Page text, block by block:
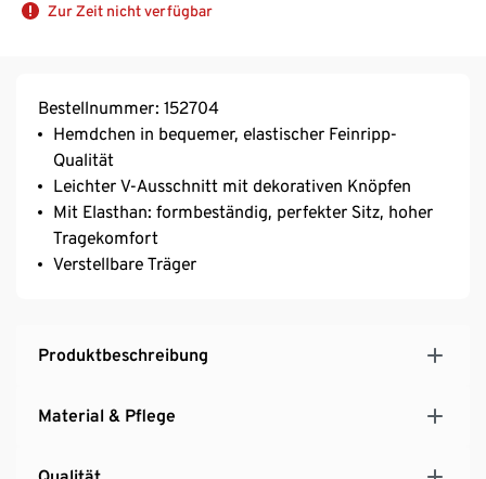
Zur Zeit nicht verfügbar
Bestellnummer: 152704
Hemdchen in bequemer, elastischer Feinripp-
Qualität
Leichter V-Ausschnitt mit dekorativen Knöpfen
Mit Elasthan: formbeständig, perfekter Sitz, hoher
Tragekomfort
Verstellbare Träger
Produktbeschreibung
Material & Pflege